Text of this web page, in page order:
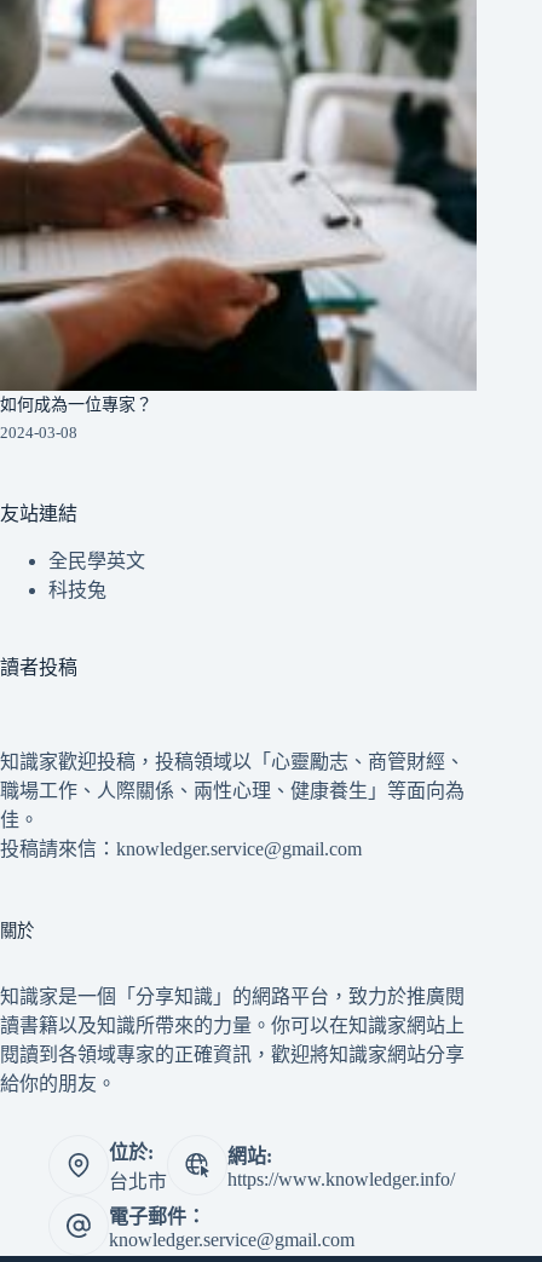
如何成為一位專家？
2024-03-08
友站連結
全民學英文
科技兔
讀者投稿
知識家歡迎投稿，投稿領域以「心靈勵志、商管財經、
職場工作、人際關係、兩性心理、健康養生」等面向為
佳。
投稿請來信：knowledger.service@gmail.com
關於
知識家是一個「分享知識」的網路平台，致力於推廣閱
讀書籍以及知識所帶來的力量。你可以在知識家網站上
閱讀到各領域專家的正確資訊，歡迎將知識家網站分享
給你的朋友。
位於:
台北市
網站:
https://www.knowledger.info/
電子郵件：
knowledger.service@gmail.com